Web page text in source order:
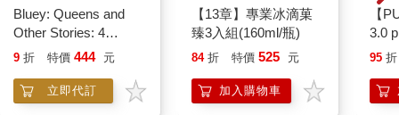
Bluey: Queens and
Other Stories: 4
Stories in 1 Book.
9 折 特價 444 元
立即代訂
【13章】專業冰滴菓
臻3入組(160ml/瓶)
84 折 特價 525 元
加入購物車
【
3.0
粉
95 折